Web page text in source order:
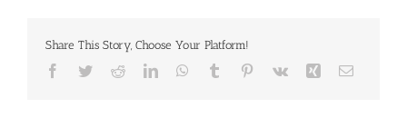
Share This Story, Choose Your Platform!
Facebook
TwitterRedditLinkedInWhatsApp
Tumblr Pinterest
Vk Xing E-